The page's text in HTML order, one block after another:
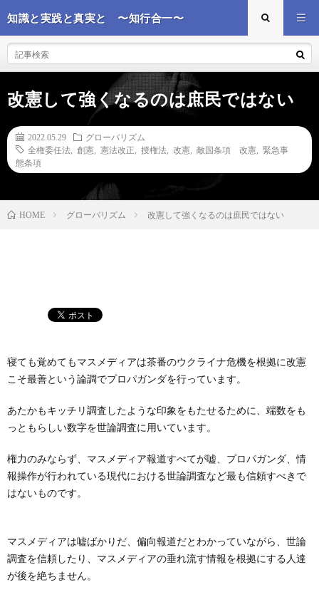
知識と実践と真実と 〜知行合一〜
改憲して強くなるのは庶民ではない
2022.05.29
グローバリズム
全権委任法
創憲 憲法改正 授権法 改憲 敵国条項 改憲
緊急事
態条項
HOME グローバリズム 改憲して強くなるのは庶民ではない
寝ても覚めてもマスメディアは茶番のウクライナ危機を根拠に改憲
こそ最善という論調でプロパガンダを行っています。
あたかもキッチリ調査したような印象をもたせるために、端数をも
っともらしい数字を世論調査に用いています。
権力のみならず、マスメディア報道すべてが嘘、プロパガンダ、情
報操作が行われている現代における世論調査など最も信頼すべきで
はないものです。
マスメディアは嘘ばかりだ、偏向報道だとわかっていながら、世論
調査を信頼したり、マスメディアの垂れ流す情報を根拠にする人達
が後を絶ちません。